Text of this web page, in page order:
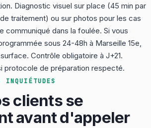
Diagnostic visuel sur place (45 min par
traitement) ou sur photos pour les cas
communiqué dans la foulée. Si vous
sous 24-48h à Marseille 15e,
Contrôle obligatoire à J+21.
protocole de préparation respecté.
INQUIÉTUDES
clients se
avant d'appeler